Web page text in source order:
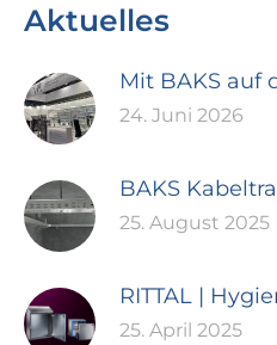
Aktuelles
Mit BAKS auf
24. Juni 2026
BAKS
25. August 2025
RITTAL |
25. April 2025